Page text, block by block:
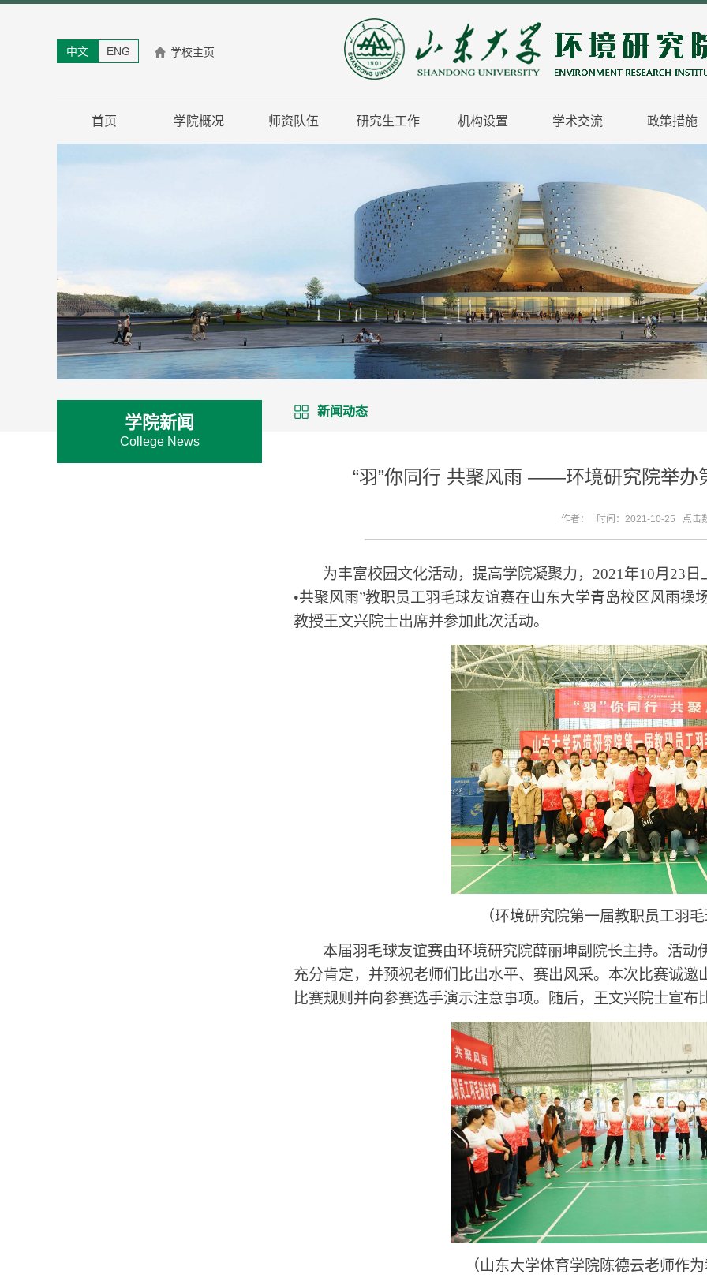
中文 ENG 学校主页
首页 学院概况 师资队伍 研究生工作 机构设置 学术交流 政策措施
学院新闻
College News
新闻动态
“羽”你同行 共聚风雨 ——环境研究院举办
作者： 时间：2021-10-25 点击
为丰富校园文化活动，提高学院凝聚力， 2021 年10月 23 日
•共聚风雨”教职员工羽毛球友谊赛在山东大学青岛校区风雨操
教授王文兴院士出席并参加此次活动。
（环境研究院第一届教职员工羽
本届羽毛球友谊赛由环境研究院薛丽坤副院长主持。活
充分肯定，并预祝老师们比出水平、赛出风采。本次比赛诚
比赛规则并向参赛选手演示注意事项。随后，王文兴院士宣
（山东大学体育学院陈德云老师作